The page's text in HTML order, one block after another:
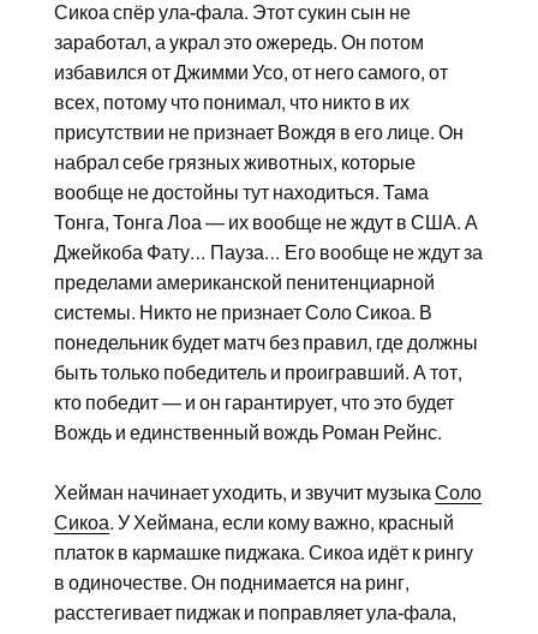
Сикоа спёр ула-фала. Этот сукин сын не
заработал, а украл это ожередь. Он потом
избавился от Джимми Усо, от него самого, от
всех, потому что понимал, что никто в их
присутствии не признает Вождя в его лице. Он
набрал себе грязных животных, которые
вообще не достойны тут находиться. Тама
Тонга, Тонга Лоа — их вообще не ждут в США. А
Джейкоба Фату… Пауза… Его вообще не ждут за
пределами американской пенитенциарной
системы. Никто не признает Соло Сикоа. В
понедельник будет матч без правил, где должны
быть только победитель и проигравший. А тот,
кто победит — и он гарантирует, что это будет
Вождь и единственный вождь Роман Рейнс.
Хейман начинает уходить, и звучит музыка Соло
Сикоа. У Хеймана, если кому важно, красный
платок в кармашке пиджака. Сикоа идёт к рингу
в одиночестве. Он поднимается на ринг,
расстегивает пиджак и поправляет ула-фала,